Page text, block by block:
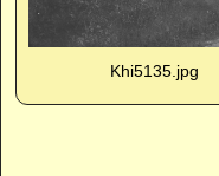
Khi5135.jpg